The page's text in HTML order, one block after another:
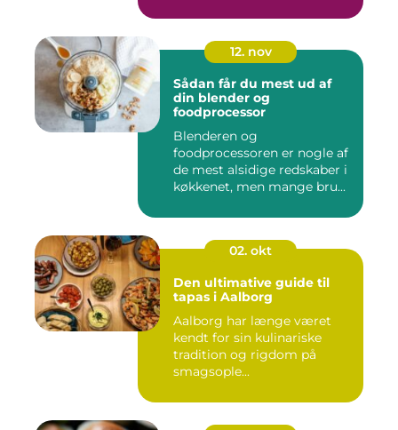
12. nov
Sådan får du mest ud af
din blender og
foodprocessor
Blenderen og
foodprocessoren er nogle af
de mest alsidige redskaber i
køkkenet, men mange bru...
02. okt
Den ultimative guide til
tapas i Aalborg
Aalborg har længe været
kendt for sin kulinariske
tradition og rigdom på
smagsople...